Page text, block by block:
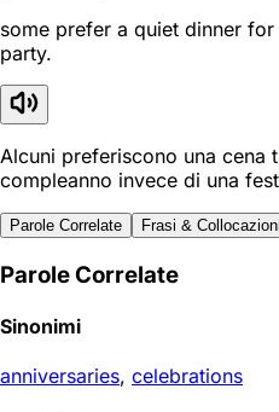
some prefer a quiet dinner
party.
Alcuni preferiscono una cena
compleanno invece di una
Parole Correlate Frasi & Collocazioni
Parole Correlate
Sinonimi
anniversaries, celebrations